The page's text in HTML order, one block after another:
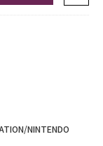
NINTENDO